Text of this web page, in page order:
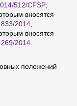
512/CFSP;
вносятся
2014;
вносятся
2014
положений